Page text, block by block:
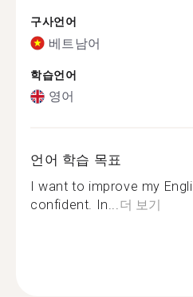
구사언어
베트남어
학습언어
영어
언어 학습 목표
I want to improve my
confident. In...더 보기